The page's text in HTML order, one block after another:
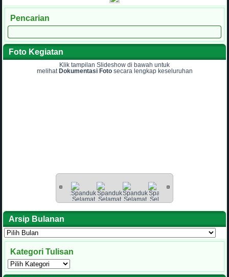
Pencarian
Foto Kegiatan
Klik tampilan Slideshow di bawah untuk
melihat Dokumentasi Fotosecara lengkap keseluruhan
Arsip Bulanan
Arsip
Bulanan
Kategori Tulisan
Kategori
Tulisan